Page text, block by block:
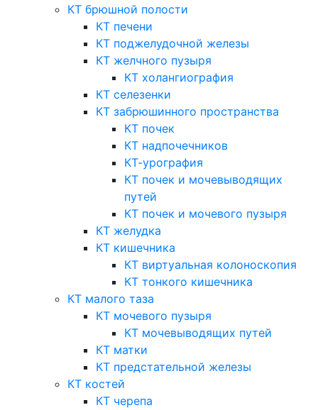
КТ брюшной полости
КТ печени
КТ поджелудочной железы
КТ желчного пузыря
КТ холангиография
КТ селезенки
КТ забрюшинного пространства
КТ почек
КТ надпочечников
КТ-урография
КТ почек и мочевыводящих
путей
КТ почек и мочевого пузыря
КТ желудка
КТ кишечника
КТ виртуальная колоноскопия
КТ тонкого кишечника
КТ малого таза
КТ мочевого пузыря
КТ мочевыводящих путей
КТ матки
КТ предстательной железы
КТ костей
КТ черепа